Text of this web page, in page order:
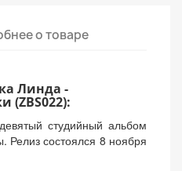
о товаре
Линда -
(ZBS022):
студийный альбом
Релиз состоялся 8 ноября